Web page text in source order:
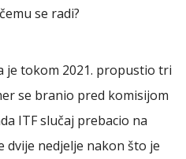
se radi?
je tokom 2021. propustio tri
se branio pred komisijom
ITF slučaj prebacio na
nedjelje nakon što je